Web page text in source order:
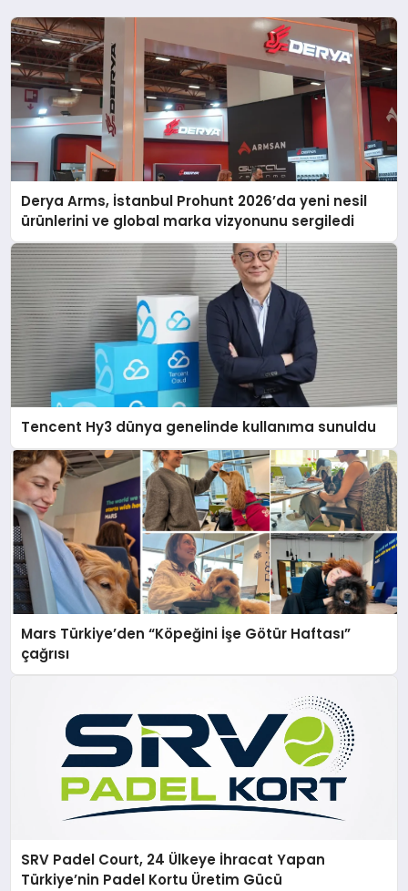
Derya Arms, İstanbul Prohunt 2026’da yeni nesil
ürünlerini ve global marka vizyonunu sergiledi
Tencent Hy3 dünya genelinde kullanıma sunuldu
Mars Türkiye’den “Köpeğini İşe Götür Haftası”
çağrısı
SRV Padel Court, 24 Ülkeye İhracat Yapan
Türkiye’nin Padel Kortu Üretim Gücü